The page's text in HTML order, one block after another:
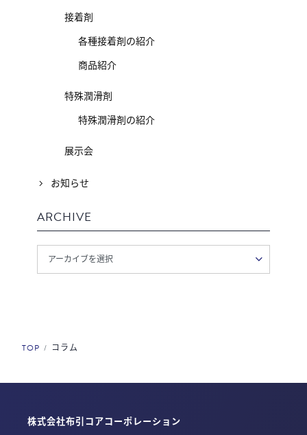
接着剤
各種接着剤の紹介
商品紹介
特殊潤滑剤
特殊潤滑剤の紹介
展示会
お知らせ
ARCHIVE
TOP コラム
株式会社布引コアコーポレーション